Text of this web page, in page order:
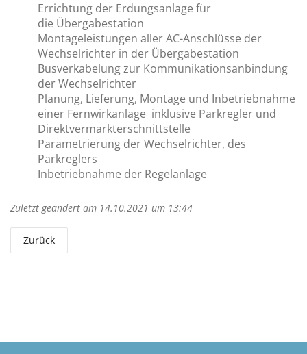
Errichtung der Erdungsanlage für
die Übergabestation
Montageleistungen allerAC-Anschlüsse der
Wechselrichter in der Übergabestation
Busverkabelung zur Kommunikationsanbindung
der Wechselrichter
Planung, Lieferung, Montage und Inbetriebnahme
einer Fernwirkanlage inklusive Parkregler und
Direktvermarkterschnittstelle
Parametrierung der Wechselrichter, des
Parkreglers
Inbetriebnahme der Regelanlage
Zuletzt geändert am 14.10.2021 um 13:44
Zurück